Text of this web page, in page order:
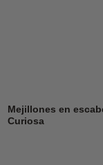
Mejillones en
Curiosa